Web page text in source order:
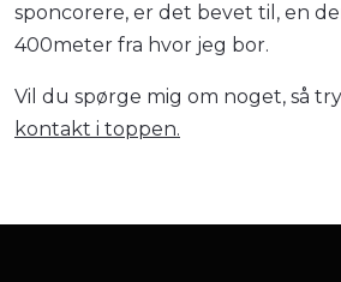
sponcorere, er det bevet til, en
400meter fra hvor jeg bor.
Vil du spørge mig om noget, så
kontakt i toppen.